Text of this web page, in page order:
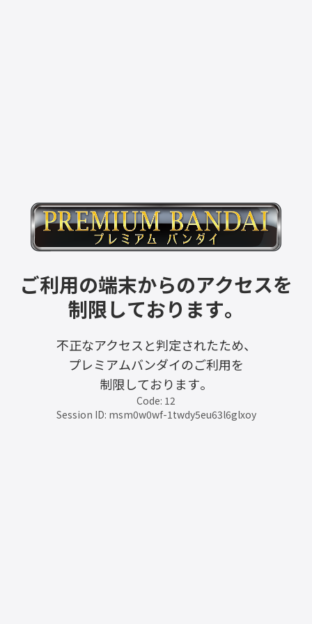
ご利用の端末からのアクセスを
制限しております。
不正なアクセスと判定されたため、
プレミアムバンダイのご利用を
制限しております。
Code: 12
Session ID: msm0w0wf-1twdy5eu63l6glxoy